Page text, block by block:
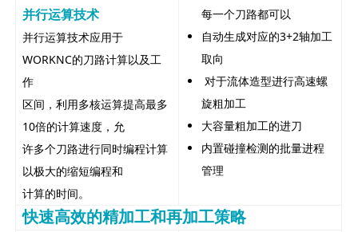
并行运算技术
并行运算技术应用于
WORKNC的刀路计算以及工
作
区间，利用多核运算提高最多
10倍的计算速度，允
许多个刀路进行同时编程计算
以极大的缩短编程和
计算的时间。
每一个刀路都可以
自动生成对应的3+2轴加工
取向
对于流体造型进行高速螺
旋粗加工
大容量粗加工的进刀
内置碰撞检测的批量进程
管理
快速高效的精加工和再加工策略